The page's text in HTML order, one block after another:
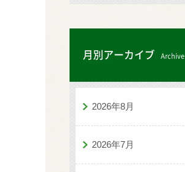
月別アーカイブ Archive
2026年8月
2026年7月